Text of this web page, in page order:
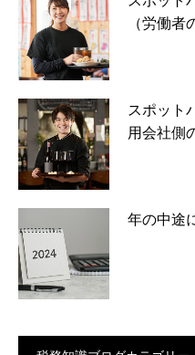
（労働者
スポット
用会社側
年の中途